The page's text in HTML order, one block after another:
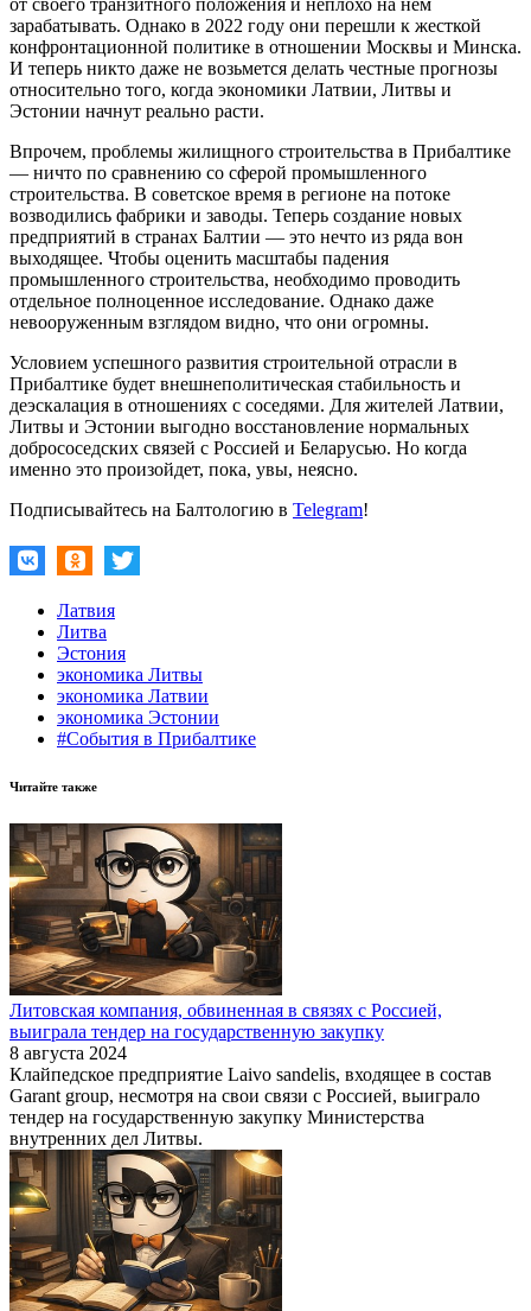
зарабатывать. Однако в 2022 году они перешли к жесткой
конфронтационной политике в отношении Москвы и Минска.
И теперь никто даже не возьмется делать честные прогнозы
относительно того, когда экономики Латвии, Литвы и
Эстонии начнут реально расти.
Впрочем, проблемы жилищного строительства в Прибалтике
— ничто по сравнению со сферой промышленного
строительства. В советское время в регионе на потоке
возводились фабрики и заводы. Теперь создание новых
предприятий в странах Балтии — это нечто из ряда вон
выходящее. Чтобы оценить масштабы падения
промышленного строительства, необходимо проводить
отдельное полноценное исследование. Однако даже
невооруженным взглядом видно, что они огромны.
Условием успешного развития строительной отрасли в
Прибалтике будет внешнеполитическая стабильность и
деэскалация в отношениях с соседями. Для жителей Латвии,
Литвы и Эстонии выгодно восстановление нормальных
добрососедских связей с Россией и Беларусью. Но когда
именно это произойдет, пока, увы, неясно.
Подписывайтесь на Балтологию в Telegram!
Латвия
Литва
Эстония
экономика Литвы
экономика Латвии
экономика Эстонии
#События в Прибалтике
Читайте также
Литовская компания, обвиненная в связях с Россией,
выиграла тендер на государственную закупку
8 августа 2024
Клайпедское предприятие Laivo sandelis, входящее в состав
Garant group, несмотря на свои связи с Россией, выиграло
тендер на государственную закупку Министерства
внутренних дел Литвы.